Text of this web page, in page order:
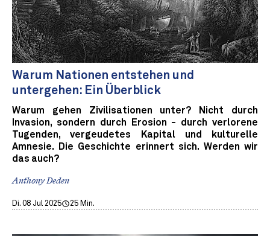
Warum Nationen entstehen und
untergehen: Ein Überblick
Warum gehen Zivilisationen unter? Nicht durch
Invasion, sondern durch Erosion - durch verlorene
Tugenden, vergeudetes Kapital und kulturelle
Amnesie. Die Geschichte erinnert sich. Werden wir
das auch?
Anthony Deden
Di. 08 Jul 2025 25 Min.